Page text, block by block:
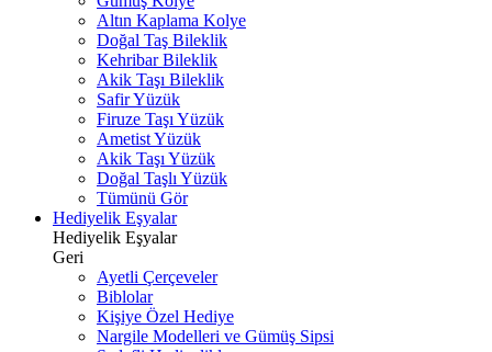
Altın Kaplama Kolye
Doğal Taş Bileklik
Kehribar Bileklik
Akik Taşı Bileklik
Safir Yüzük
Firuze Taşı Yüzük
Ametist Yüzük
Akik Taşı Yüzük
Doğal Taşlı Yüzük
Tümünü Gör
Hediyelik Eşyalar
Hediyelik Eşyalar
Geri
Ayetli Çerçeveler
Biblolar
Kişiye Özel Hediye
Nargile Modelleri ve Gümüş Sipsi